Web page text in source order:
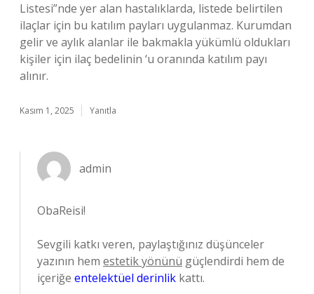
Listesi”nde yer alan hastalıklarda, listede belirtilen
ilaçlar için bu katılım payları uygulanmaz. Kurumdan
gelir ve aylık alanlar ile bakmakla yükümlü oldukları
kişiler için ilaç bedelinin ‘u oranında katılım payı
alınır.
Kasım 1, 2025 Yanıtla
admin
ObaReisi!
Sevgili katkı veren, paylaştığınız düşünceler
yazının hem estetik yönünü güçlendirdi hem de
içeriğe entelektüel derinlik kattı.